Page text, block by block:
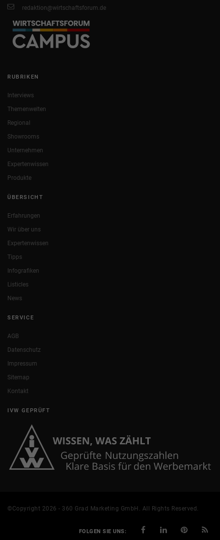
redaktion@wirtschaftsforum.de
RUBRIKEN
Interviews
Themenwelten
Regional
Showrooms
Unternehmen
Expertenwissen
Produkte
ÜBERSICHT
Erfahrungen
Wir über uns
Expertenwissen
Tipps
Infografiken
Listicles
News
SERVICE
AGB
Datenschutz
Impressum
Sitemap
Kontakt
IVW GEPRÜFT
©Copyright 2026 - 360 Grad Marketing GmbH. All Rights Reserved.
FOLGEN SIE UNS: